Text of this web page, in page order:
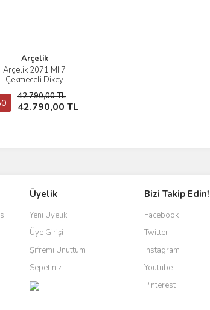
Arçelik
Arçelik 2071 MI 7
Çekmeceli Dikey
42.790,00 TL
42.790,00 TL
İncele
Sepete Ekle
Üyelik
Yeni Üyelik
Üye Girişi
Şifremi Unuttum
Sepetiniz
Bizi Takip Edin!
Facebook
Twitter
Instagram
Youtube
Pinterest